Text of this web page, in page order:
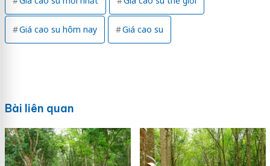
Giá cao su hôm nay Giá cao su
Bài liên quan